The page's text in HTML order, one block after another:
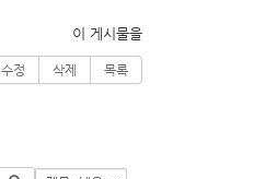
이 게시물을
수정 삭제 목록